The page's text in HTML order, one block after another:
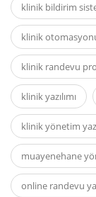
klinik bildirim
klinik
klinik randevu
klinik yazılımı
klinik yönetim
muayenehane
online randevu